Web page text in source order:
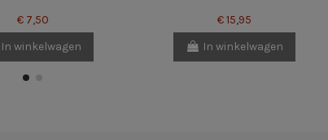
€ 7,50
In winkelwagen
€ 15,95
In winkelwagen